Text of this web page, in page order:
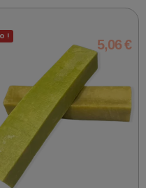
!
5,06 €